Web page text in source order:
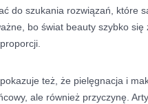
do szukania rozwiązań, które
bo świat beauty szybko
też, że pielęgnacja i
ale również przyczynę.